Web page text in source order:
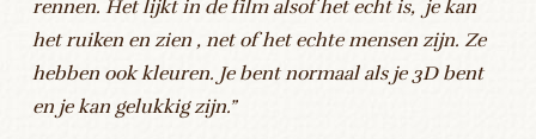
rennen. Het lijkt in de film alsof het echt is, je kan
het ruiken en zien , net of het echte mensen zijn. Ze
hebben ook kleuren. Je bent normaal als je 3D bent
en je kan gelukkig zijn.”